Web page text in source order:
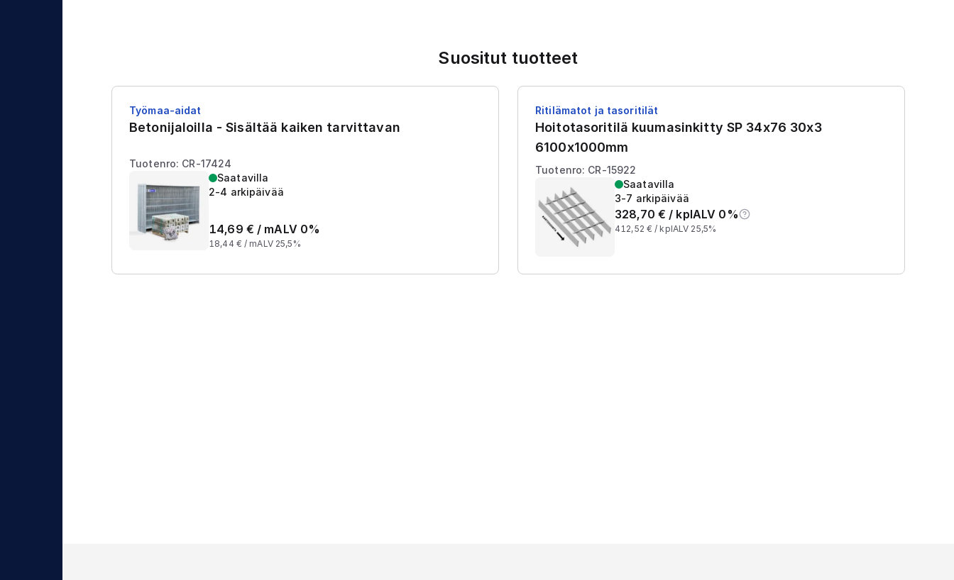
Suositut tuotteet
Työmaa-aidat
Betonijaloilla - Sisältää kaiken tarvittavan
Tuotenro: CR-17424
Saatavilla
2-4 arkipäivää
14,69 € / mALV 0%
18,44 € / mALV 25,5%
Ritilämatot ja tasoritilät
Hoitotasoritilä kuumasinkitty SP 34x76 30x3
6100x1000mm
Tuotenro: CR-15922
Saatavilla
3-7 arkipäivää
328,70 € / kplALV 0%
412,52 € / kplALV 25,5%